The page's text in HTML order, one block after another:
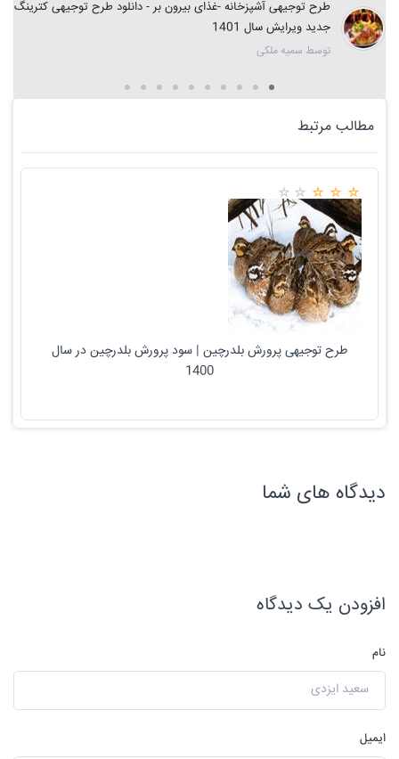
طرح توجیهی آشپزخانه -غذای بیرون بر - دانلود طرح توجیهی کترینگ
جدید ویرایش سال 1401
توسط سمیه ملکی
مطالب مرتبط
طرح توجیهی پرورش بلدرچین | سود پرورش بلدرچین در سال
1400
دیدگاه های شما
افزودن یک دیدگاه
نام
ایمیل